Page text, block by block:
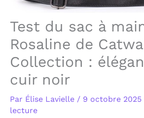
Test du sac à
Rosaline de
Collection :
cuir noir
Par Élise Lavielle / 9 octobre 2025
lecture